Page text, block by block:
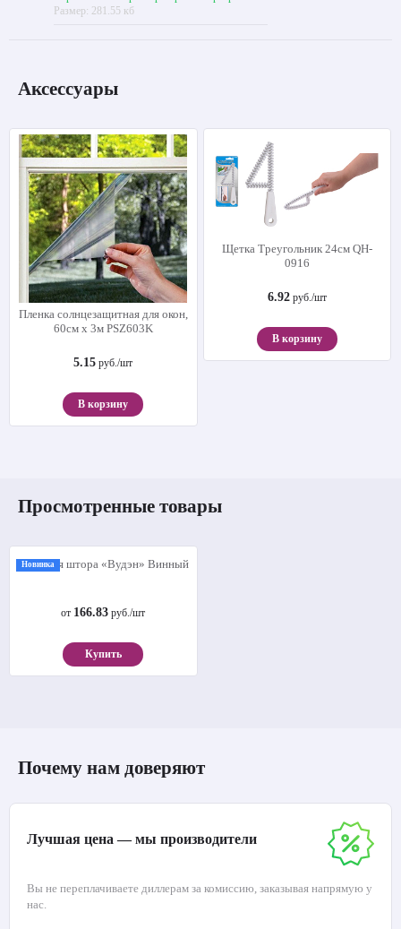
Размер: 281.55 кб
Аксессуары
Пленка солнцезащитная для окон,
60см х 3м PSZ603K
5.15 руб./шт
В корзину
Щетка Треугольник 24см QH-
0916
6.92руб./шт
В корзину
Просмотренные товары
Новинка
Рулонная штора «Вудэн» Винный
от 166.83 руб./шт
Купить
Почему нам доверяют
Лучшая цена — мы производители
Вы не переплачиваете диллерам за комиссию, заказывая напрямую у
нас.